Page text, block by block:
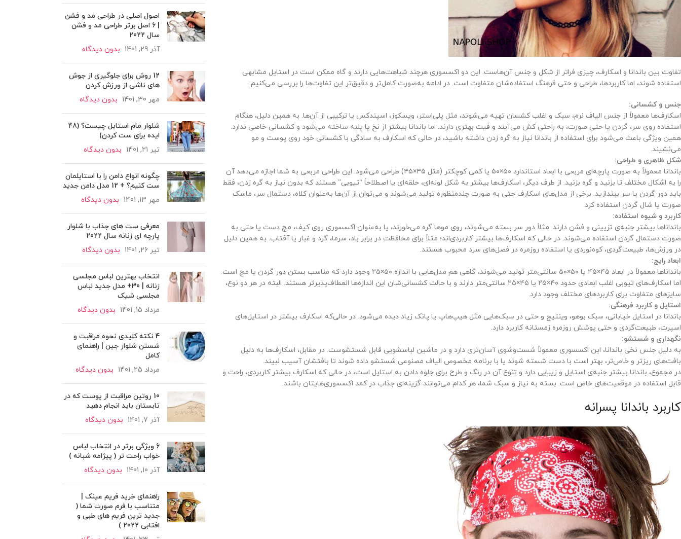
تفاوت بین باندانا و اسکارف، چیزی فراتر از شکل و جنس آن‌هاست. این دو اکسسوری هرچند شباهت‌هایی دارند و گاه ممکن است در استایل مشابهی
استفاده شوند، اما کاربردها، طراحی و حتی فرهنگ استفاده‌شان متفاوت است. در ادامه به‌صورت کامل‌تر و دقیق‌تر این تفاوت‌ها را بررسی می‌کنیم:
جنس و کشسانی:
اسکارف‌ها معمولاً از جنس الیاف نرم، سبک و اغلب کشسان تهیه می‌شوند، مثل پلی‌استر، ویسکوز، اسپندکس یا ترکیبی از آن‌ها. به همین دلیل، هنگام
استفاده روی سر، گردن یا حتی صورت، به راحتی کش می‌آیند و فیت بهتری دارند. اما باندانا بیشتر از نخ یا پنبه ساخته می‌شود و کشسانی خاصی ندارد.
همین ویژگی باعث می‌شود برای استفاده از باندانا نیاز به گره زدن داشته باشید، در حالی که اسکارف به سادگی با کشسانی خود روی پوست و مو
می‌نشیند.
شکل ظاهری و طراحی:
باندانا معمولاً به صورت پارچه‌ای مربعی با ابعاد استاندارد ۵۰×۵۰ یا کمی کوچکتر (مثل ۴۵×۴۵) طراحی می‌شود. این طراحی مربعی به شما اجازه می‌دهد آن
را به اشکال مختلف تا بزنید و گره بزنید. از طرف دیگر، اسکارف‌ها بیشتر به شکل لوله‌ای، حلقه‌ای یا اصطلاحاً “تیوبی” هستند که بدون نیاز به گره زدن، فقط
باید دور گردن یا سر بیندازید. برخی از مدل‌های اسکارف حتی به صورت چندمنظوره تولید می‌شوند و می‌توان از آن‌ها به‌عنوان کلاه، دستمال سر، ماسک
صورت یا شال گردن استفاده کرد.
کاربرد و شیوه استفاده:
بانداناها بیشتر جنبه‌ی تزیینی و فشن دارند. مثلاً دور سر بسته می‌شوند، روی موها گره می‌خورند، یا به‌عنوان اکسسوری روی کیف، مچ دست یا حتی به
صورت دستمال گردن استفاده می‌شوند. در حالی که اسکارف‌ها بیشتر کاربردی‌اند؛ مثلاً برای محافظت در برابر باد، سرما، گرد و غبار یا آفتاب. به همین دلیل
در ورزش‌ها، طبیعت‌گردی، کوه‌نوردی یا استفاده روزمره در فصل‌های سرد محبوب هستند.
ابعاد رایج:
بانداناها معمولاً در ابعاد ۴۵×۴۵ یا ۵۰×۵۰ سانتی‌متر تولید می‌شوند، گاهی هم مدل‌هایی با اندازه ۵۰×۲۵ وجود دارد که مناسب بستن دور گردن یا مچ است.
اما اسکارف‌های تیوبی اغلب ابعادی حدود ۴۰×۲۵ یا ۴۵×۲۵ سانتی‌متر دارند و با حالت کشسانی‌شان این اندازه‌ها انعطاف‌پذیرتر هستند. البته در هر دو نوع،
سایزهای متفاوت برای کاربردهای مختلف وجود دارد.
استایل و کاربرد فرهنگی:
باندانا در استایل خیابانی، سبک بوهو، وینتیج و حتی در سبک‌هایی مثل هیپ‌هاپ یا پانک زیاد دیده می‌شود. در حالی‌که اسکارف بیشتر در استایل‌های
اسپرت، طبیعت‌گردی و حتی پوشش روزمره زمستانه کاربرد دارد.
نگهداری و شستشو:
به دلیل جنس نخی باندانا، این اکسسوری معمولاً شست‌وشوی آسان‌تری دارد و در ماشین لباسشویی قابل شستشوست. در مقابل، اسکارف‌ها به دلیل
بافت‌های ریزتر و خاص‌تر، بهتر است با دست شسته شوند یا با برنامه مخصوص الیاف مصنوعی شستشو داده شوند تا بافتشان آسیب نبیند.
در مجموع، باندانا بیشتر جنبه‌ی استایل و زیبایی دارد و تنوع آن در رنگ و طرح برای جلوه دادن به استایل است، در حالی که اسکارف بیشتر کاربردی، راحت و
قابل استفاده در موقعیت‌های خاص است. بسته به نیاز و سبک شما، هر کدام می‌توانند گزینه‌ای جذاب در کمد اکسسوری‌هایتان باشند.
کاربرد باندانا پسرانه
اصول اصلی در طراحی مد و فشن
| 6 اصل برتر طراحی مد و فشن
سال 2022
آذر 29, 1401
بدون دیدگاه
12 روش برای جلوگیری از جوش
های ناشی از ورزش کردن
مهر 30, 1401
بدون دیدگاه
شلوار مام استایل چیست؟ (48
ایده برای ست کردن)
تیر 21, 1401
بدون دیدگاه
چگونه انواع دامن را با استایلمان
ست کنیم؟ + 12 مدل دامن جدید
مهر 13, 1401
بدون دیدگاه
معرفی ست های جذاب با شلوار
پارچه ای زنانه سال 2022
تیر 26, 1401
بدون دیدگاه
انتخاب بهترین لباس مجلسی
زنانه | 30+ مدل جدید لباس
مجلسی شیک
مرداد 15, 1401
بدون دیدگاه
4 نکته کلیدی نحوه مراقبت و
شستن شلوار جین | راهنمای
کامل
مرداد 25, 1401
بدون دیدگاه
10 روتین مراقبت از پوست که در
تابستان باید انجام دهید
آذر 7, 1401
بدون دیدگاه
6 ویژگی برتر در انتخاب لباس
خواب راحت تر ( پیژامه شبانه )
آذر 10, 1401
بدون دیدگاه
راهنمای خرید فریم عینک |
متناسب با فرم صورت شما (
جدید ترین فریم های طبی و
افتابی 2022 )